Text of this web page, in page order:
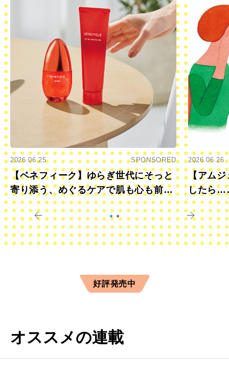
2026.06.25 SPONSORED
【ベネフィーク】ゆらぎ世代にそっと
寄り添う、めぐるケアで肌も心も前向
きに
2026.06.26
【アムジ
したら
すか？
好評発売中
オススメの連載